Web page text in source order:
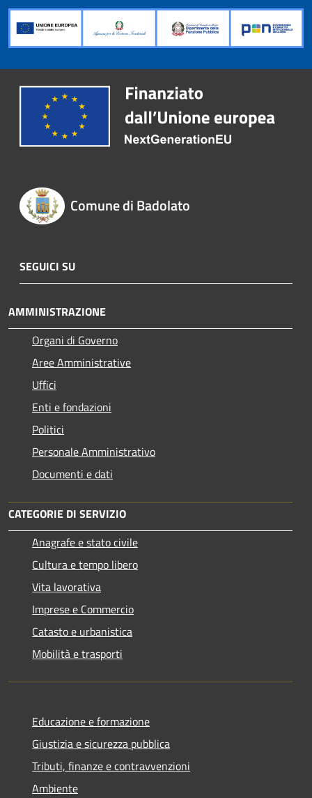
Comune di Badolato
SEGUICI SU
AMMINISTRAZIONE
Organi di Governo
Aree Amministrative
Uffici
Enti e fondazioni
Politici
Personale Amministrativo
Documenti e dati
CATEGORIE DI SERVIZIO
Anagrafe e stato civile
Cultura e tempo libero
Vita lavorativa
Imprese e Commercio
Catasto e urbanistica
Mobilità e trasporti
Educazione e formazione
Giustizia e sicurezza pubblica
Tributi, finanze e contravvenzioni
Ambiente